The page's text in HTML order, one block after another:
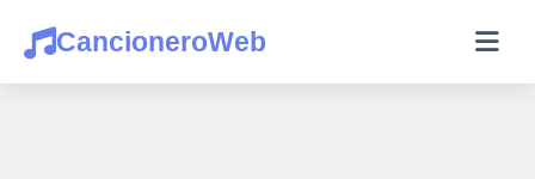
CancioneroWeb